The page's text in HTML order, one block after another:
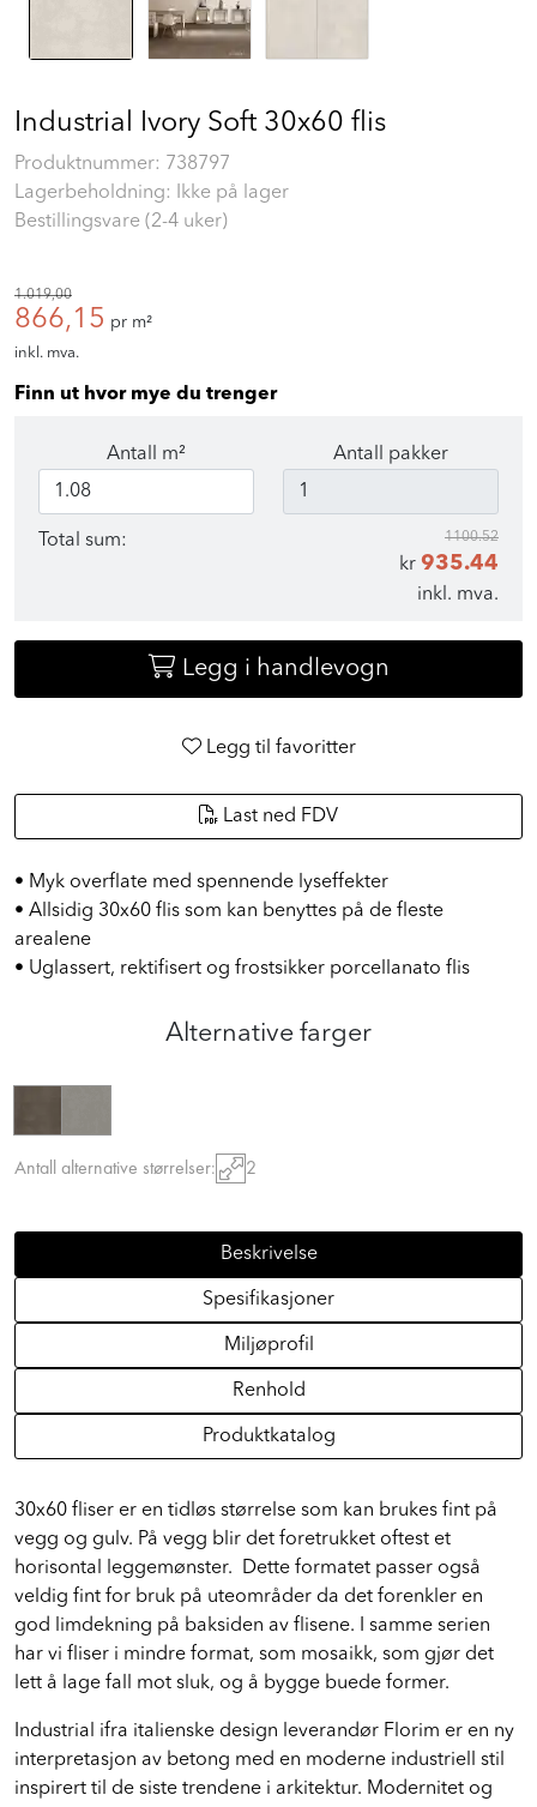
Industrial Ivory Soft 30x60 flis
Produktnummer: 738797
Lagerbeholdning: Ikke på lager
Bestillingsvare (2-4 uker)
1.019,00
866,15 pr m²
inkl. mva.
Finn ut hvor mye du trenger
Antall m² Antall pakker
Total sum: 1100.52
kr 935.44
inkl. mva.
Legg i handlevogn
Legg til favoritter
Last ned FDV
• Myk overflate med spennende lyseffekter
• Allsidig 30x60 flis som kan benyttes på de fleste
arealene
• Uglassert, rektifisert og frostsikker porcellanato flis
Alternative farger
Antall alternative størrelser: 2
Beskrivelse
Spesifikasjoner
Miljøprofil
Renhold
Produktkatalog
30x60 fliser er en tidløs størrelse som kan brukes fint på
vegg og gulv. På vegg blir det foretrukket oftest et
horisontal leggemønster. Dette formatet passer også
veldig fint for bruk på uteområder da det forenkler en
god limdekning på baksiden av flisene. I samme serien
har vi fliser i mindre format, som mosaikk, som gjør det
lett å lage fall mot sluk, og å bygge buede former.
Industrial ifra italienske design leverandør Florim er en ny
interpretasjon av betong med en moderne industriell stil
inspirert til de siste trendene i arkitektur. Modernitet og